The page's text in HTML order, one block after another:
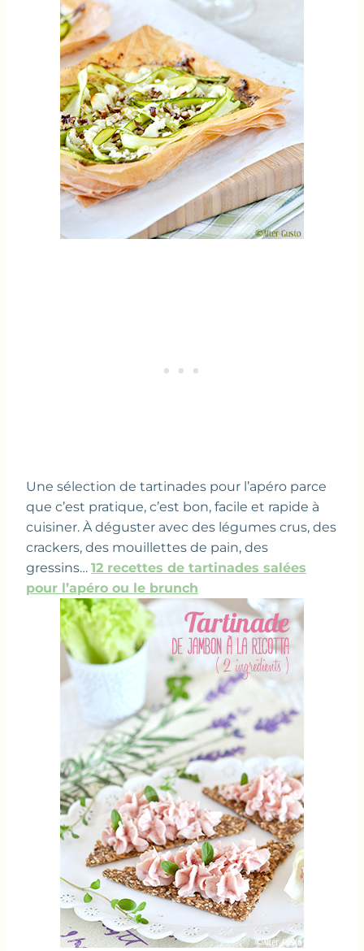
Une sélection de tartinades pour l’apéro parce
que c’est pratique, c’est bon, facile et rapide à
cuisiner. À déguster avec des légumes crus, des
crackers, des mouillettes de pain, des
gressins… 12 recettes de tartinades salées
pour l’apéro ou le brunch